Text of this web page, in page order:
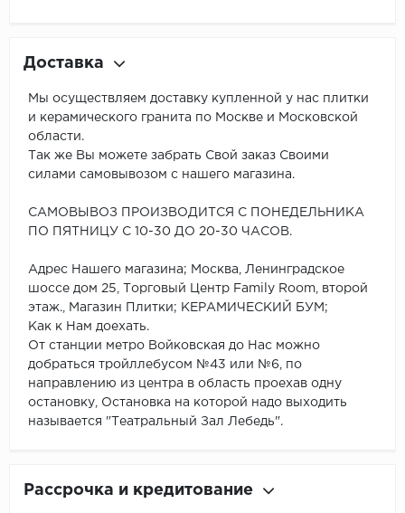
Доставка
Мы осуществляем доставку купленной у нас плитки
и керамического гранита по Москве и Московской
области.
Так же Вы можете забрать Свой заказ Своими
силами самовывозом с нашего магазина.
САМОВЫВОЗ ПРОИЗВОДИТСЯ С ПОНЕДЕЛЬНИКА
ПО ПЯТНИЦУ С 10-30 ДО 20-30 ЧАСОВ.
Адрес Нашего магазина; Москва, Ленинградское
шоссе дом 25, Торговый Центр Family Room, второй
этаж., Магазин Плитки; КЕРАМИЧЕСКИЙ БУМ;
Как к Нам доехать.
От станции метро Войковская до Нас можно
добраться тройллебусом №43 или №6, по
направлению из центра в область проехав одну
остановку, Остановка на которой надо выходить
называется "Театральный Зал Лебедь".
Рассрочка и кредитование